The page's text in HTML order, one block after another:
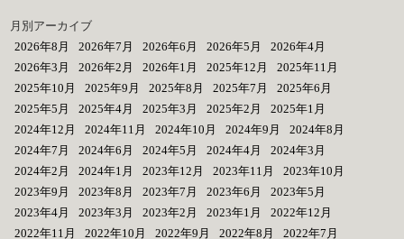
月別アーカイブ
2026年8月
2026年7月 2026年6月 2026年5月
2026年4月
2026年3月
2026年2月 2026年1月 2025年12月
2025年11月
2025年10月
2025年9月 2025年8月 2025年7月
2025年6月
2025年5月
2025年4月 2025年3月 2025年2月
2025年1月
2024年12月
2024年11月 2024年10月 2024年9月
2024年8月
2024年7月
2024年6月 2024年5月 2024年4月
2024年3月
2024年2月
2024年1月 2023年12月 2023年11月
2023年10月
2023年9月
2023年8月 2023年7月 2023年6月
2023年5月
2023年4月
2023年3月 2023年2月 2023年1月
2022年12月
2022年11月
2022年10月 2022年9月 2022年8月 2022年7月